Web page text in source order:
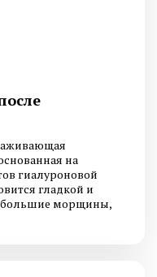
на
гиалуроновой
гладкой и
морщины,